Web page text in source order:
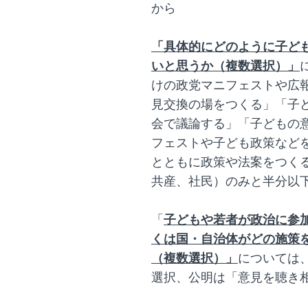
から
「具体的にどのように子
いと思うか（複数選択）」
けの政党マニフェストや広
見交換の場をつくる」「子
会で議論する」「子どもの
フェストや子ども政策など
とともに政策や法案をつく
共産、社民）のみと半分以
「 子どもや若者が政治に参
くは国・自治体がどの施策
（複数選択）」 については
選択、公明は「意見を聴き